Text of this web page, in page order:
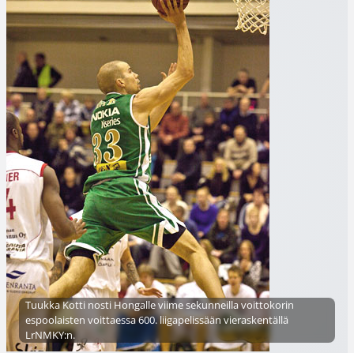
Tuukka Kotti nosti Hongalle viime sekunneilla voittokorin
espoolaisten voittaessa 600. liigapelissään vieraskentällä
LrNMKY:n.